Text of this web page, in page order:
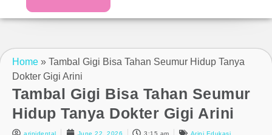
Home » Tambal Gigi Bisa Tahan Seumur Hidup Tanya
Dokter Gigi Arini
Tambal Gigi Bisa Tahan Seumur
Hidup Tanya Dokter Gigi Arini
arinidental June 22, 2026 3:15 am Arini Edukasi